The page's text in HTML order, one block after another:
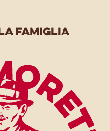
famiglia